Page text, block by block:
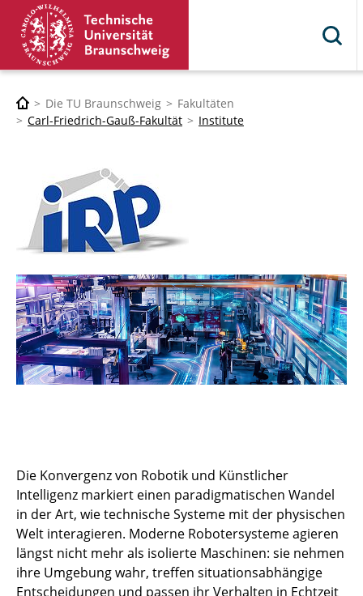
Die TU Braunschweig
Fakultäten
Carl-Friedrich-Gauß-Fakultät
Institute
Die Konvergenz von Robotik und Künstlicher
Intelligenz markiert einen paradigmatischen Wandel
in der Art, wie technische Systeme mit der physischen
Welt interagieren. Moderne Robotersysteme agieren
längst nicht mehr als isolierte Maschinen: sie nehmen
ihre Umgebung wahr, treffen situationsabhängige
Entscheidungen und passen ihr Verhalten in Echtzeit